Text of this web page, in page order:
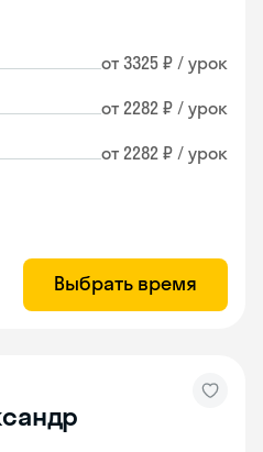
от 3325 ₽ / урок
от 2282 ₽ / урок
от 2282 ₽ / урок
Выбрать время